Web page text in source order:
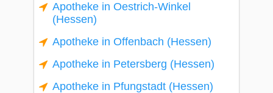
Apotheke in Oestrich-Winkel
(Hessen)
Apotheke in Offenbach (Hessen)
Apotheke in Petersberg (Hessen)
Apotheke in Pfungstadt (Hessen)